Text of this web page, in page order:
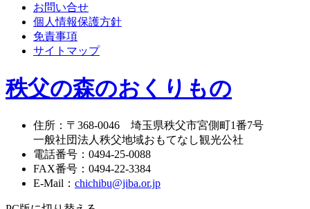
お問い合せ
個人情報保護方針
免責事項
サイトマップ
秩父の森のおくりもの
住所 ： 〒368-0046 埼玉県秩父市宮側町1番7号
一般社団法人秩父地域おもてなし観光公社
電話番号 ： 0494-25-0088
FAX番号 ： 0494-22-3384
E-Mail ： chichibu@jiba.or.jp